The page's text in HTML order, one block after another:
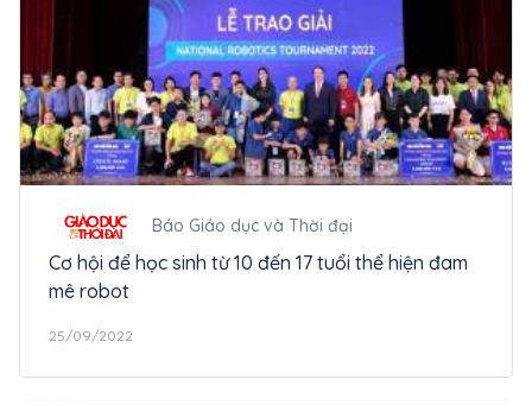
Báo Giáo dục và Thời đại
Cơ hội để học sinh từ 10 đến 17 tuổi thể hiện đam
mê robot
25/09/2022